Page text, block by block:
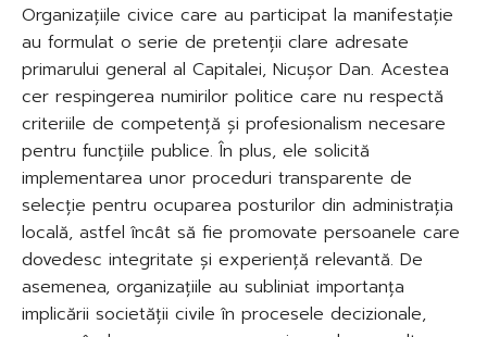
Organizațiile civice care au participat la manifestație
au formulat o serie de pretenții clare adresate
primarului general al Capitalei, Nicușor Dan. Acestea
cer respingerea numirilor politice care nu respectă
criteriile de competență și profesionalism necesare
pentru funcțiile publice. În plus, ele solicită
implementarea unor proceduri transparente de
selecție pentru ocuparea posturilor din administrația
locală, astfel încât să fie promovate persoanele care
dovedesc integritate și experiență relevantă. De
asemenea, organizațiile au subliniat importanța
implicării societății civile în procesele decizionale,